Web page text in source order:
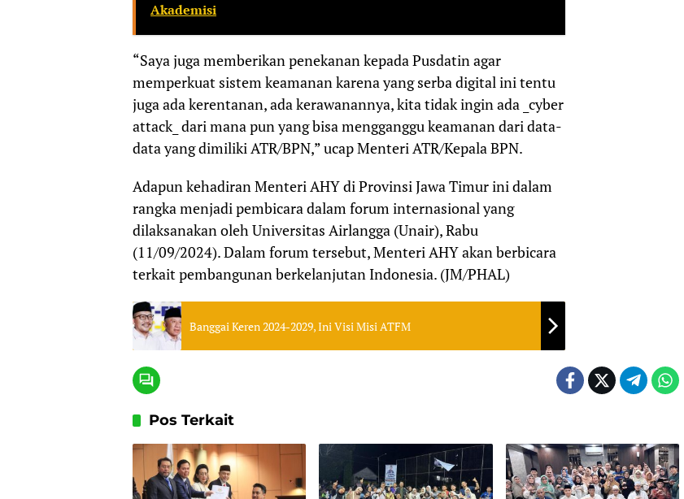
Akademisi
“Saya juga memberikan penekanan kepada Pusdatin agar
memperkuat sistem keamanan karena yang serba digital ini tentu
juga ada kerentanan, ada kerawanannya, kita tidak ingin ada _cyber
attack_ dari mana pun yang bisa mengganggu keamanan dari data-
data yang dimiliki ATR/BPN,” ucap Menteri ATR/Kepala BPN.
Adapun kehadiran Menteri AHY di Provinsi Jawa Timur ini dalam
rangka menjadi pembicara dalam forum internasional yang
dilaksanakan oleh Universitas Airlangga (Unair), Rabu
(11/09/2024). Dalam forum tersebut, Menteri AHY akan berbicara
terkait pembangunan berkelanjutan Indonesia. (JM/PHAL)
Banggai Keren 2024-2029, Ini Visi Misi ATFM
Pos Terkait